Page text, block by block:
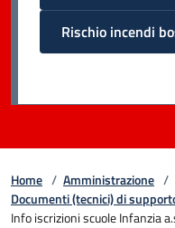
Rischio incendi
Home / Amministrazione /
Documenti (tecnici) di
Info iscrizioni scuole Infanzia